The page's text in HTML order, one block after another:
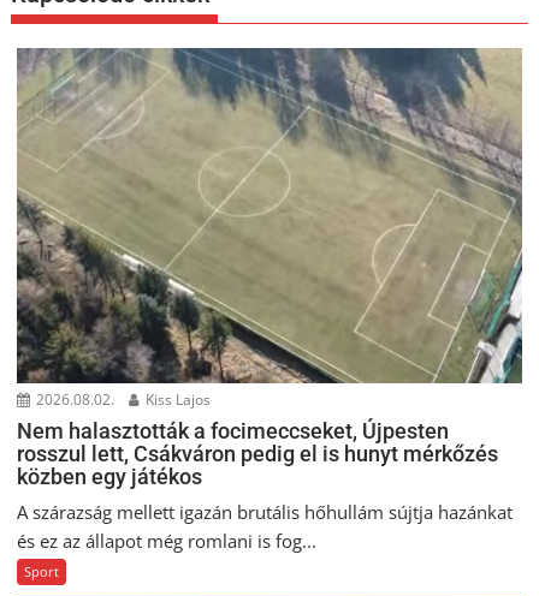
2026.08.02. Kiss Lajos
Nem halasztották a focimeccseket, Újpesten
rosszul lett, Csákváron pedig el is hunyt mérkőzés
közben egy játékos
A szárazság mellett igazán brutális hőhullám sújtja hazánkat
és ez az állapot még romlani is fog...
Sport